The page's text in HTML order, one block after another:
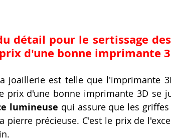
détail pour le sertissage
d'une bonne imprimante
joaillerie est telle que l'imprimante
prix d'une bonne imprimante 3D se
lumineuse qui assure que les
pierre précieuse. C'est le prix de